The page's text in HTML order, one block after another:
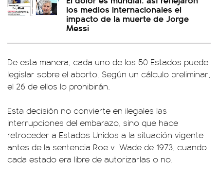
los medios internacionales el
impacto de la muerte de Jorge
Messi
De esta manera, cada uno de los 50 Estados puede
legislar sobre el aborto. Según un cálculo preliminar,
el 26 de ellos lo prohibirán.
Esta decisión no convierte en ilegales las
interrupciones del embarazo, sino que hace
retroceder a Estados Unidos a la situación vigente
antes de la sentencia Roe v. Wade de 1973, cuando
cada estado era libre de autorizarlas o no.